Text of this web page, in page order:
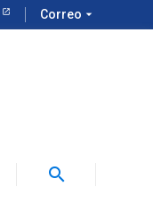
Correo arrow_drop_down
search